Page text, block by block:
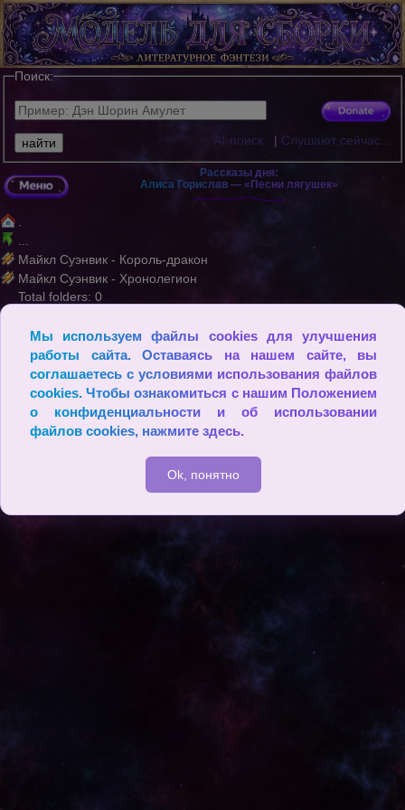
Мы используем файлы cookies для улучшения
работы сайта. Оставаясь на нашем сайте, вы
соглашаетесь с условиями использования файлов
cookies. Чтобы ознакомиться с нашим Положением
о конфиденциальности и об использовании
файлов cookies, нажмите здесь.
Ok, понятно
Поиск:
AI-поиск | Слушают сейчас...
Рассказы дня:
Алиса Горислав — «Песни лягушек»
Майкл Суэнвик - Король-дракон
Майкл Суэнвик - Хронолегион
Total folders: 0
© Если заниматься одним чтением, теряешь ощущение действ
ительности. (Эйцзы Йосикава)
2009 - 2026